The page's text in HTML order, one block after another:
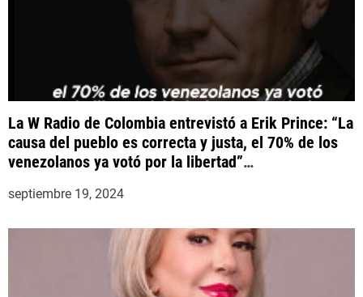
La W Radio de Colombia entrevistó a Erik Prince: “La
causa del pueblo es correcta y justa, el 70% de los
venezolanos ya votó por la libertad”
septiembre 19, 2024